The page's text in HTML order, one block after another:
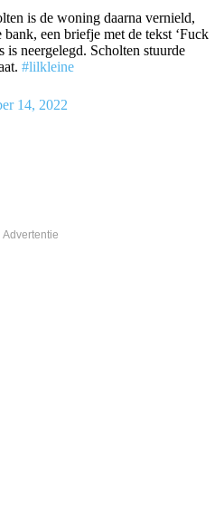
is de woning daarna vernield,
een briefje met de tekst ‘Fuck
is neergelegd. Scholten stuurde
#lilkleine
14, 2022